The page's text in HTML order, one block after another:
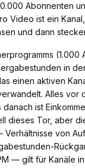
Abonnenten
Video ist ein
und dann
(1.000
in
einen aktiven
Alles vor
ist
dieses Tor, aber
von
— gilt für Kanäle